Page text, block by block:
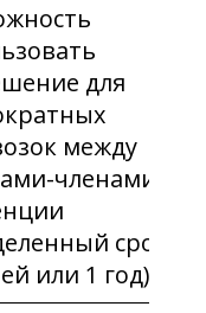
для
между
членами
срок
или 1 год).